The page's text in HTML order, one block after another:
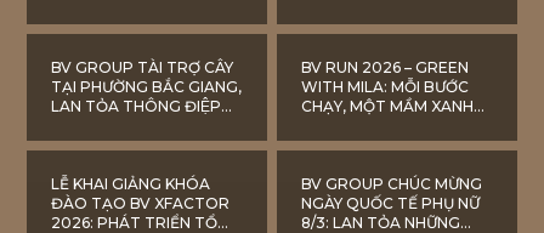
BV GROUP TÀI TRỢ CÂY
TẠI PHƯỜNG BẮC GIANG,
LAN TỎA THÔNG ĐIỆP
BV RUN 2026 – GREEN
WITH MILA: MỖI BƯỚC
CHẠY, MỘT MẦM XANH
LỄ KHAI GIẢNG KHÓA
ĐÀO TẠO BV XFACTOR
2026: PHÁT TRIỂN TỔ
BV GROUP CHÚC MỪNG
NGÀY QUỐC TẾ PHỤ NỮ
8/3: LAN TỎA NHỮNG